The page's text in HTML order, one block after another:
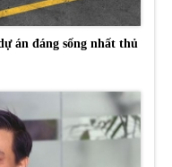
án đáng sống nhất thủ